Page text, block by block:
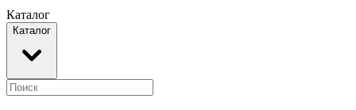
Каталог
Каталог